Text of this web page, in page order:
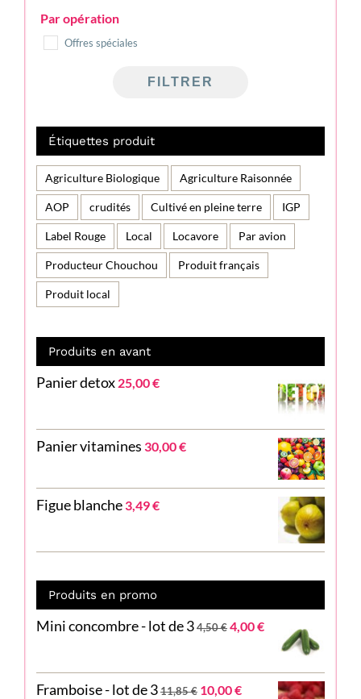
Par opération
Offres spéciales
FILTRER
Étiquettes produit
Agriculture Biologique Agriculture Raisonnée
AOP crudités Cultivé en pleine terre IGP
Label Rouge Local Locavore Par avion
Producteur Chouchou Produit français
Produit local
Produits en avant
Panier detox 25,00€
Panier vitamines 30,00€
Figue blanche 3,49€
Produits en promo
Mini concombre - lot de 34,50€Le
était :
4,50 €.
4,00€Le
prix
actuel
est :
4,00 €.
Framboise - lot de 311,85€ Le
10,00€Le